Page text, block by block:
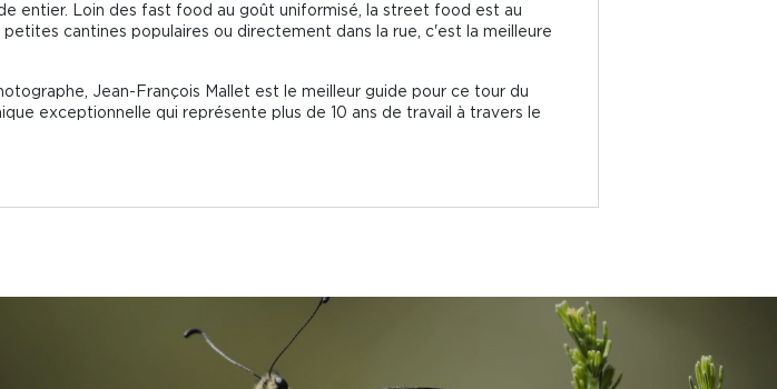
entier. Loin des fast food au goût uniformisé, la street food est au
cantines populaires ou directement dans la rue, c'est la meilleure
Jean-François Mallet est le meilleur guide pour ce tour du
exceptionnelle qui représente plus de 10 ans de travail à travers le